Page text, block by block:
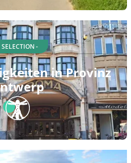
SELECTION -
in Provinz